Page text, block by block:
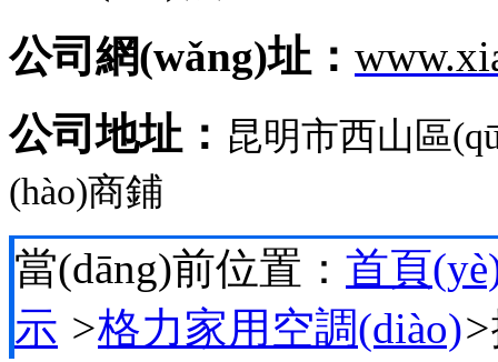
公司網(wǎng)址：
公司地址： 昆明市西山區
(hào)商鋪
當(dāng)前位置： 首頁
示 >格力家用空調(diào)>